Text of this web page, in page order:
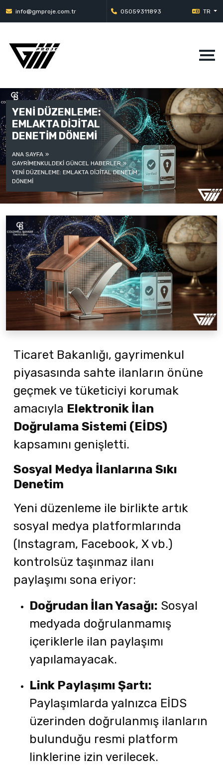
info@gmproje.com.tr 05059311893 TR
YENİ DÜZENLEME:
EMLAKTA DİJİTAL
DENETİM DÖNEMİ
ANA SAYFA
GAYRIMENKULDEKI GÜNCEL HABERLER
YENİ DÜZENLEME: EMLAKTA DİJİTAL DENETİM
DÖNEMİ
Ticaret Bakanlığı, gayrimenkul
piyasasında sahte ilanların önüne
geçmek ve tüketiciyi korumak
amacıyla Elektronik İlan
Doğrulama Sistemi (EİDS)
kapsamını genişletti.
Sosyal Medya İlanlarına Sıkı
Denetim
Yeni düzenleme ile birlikte artık
sosyal medya platformlarında
(Instagram, Facebook, X vb.)
kontrolsüz taşınmaz ilanı
paylaşımı sona eriyor:
Doğrudan İlan Yasağı: Sosyal
medyada doğrulanmamış
içeriklerle ilan paylaşımı
yapılamayacak.
Link Paylaşımı Şartı:
Paylaşımlarda yalnızca EİDS
üzerinden doğrulanmış ilanların
bulunduğu resmi platform
linklerine izin verilecek.